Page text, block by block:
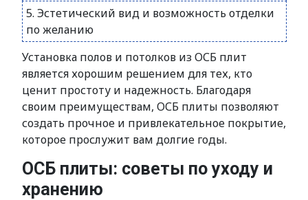
5. Эстетический вид и возможность отделки
по желанию
Установка полов и потолков из ОСБ плит
является хорошим решением для тех, кто
ценит простоту и надежность. Благодаря
своим преимуществам, ОСБ плиты позволяют
создать прочное и привлекательное покрытие,
которое прослужит вам долгие годы.
ОСБ плиты: советы по уходу и
хранению